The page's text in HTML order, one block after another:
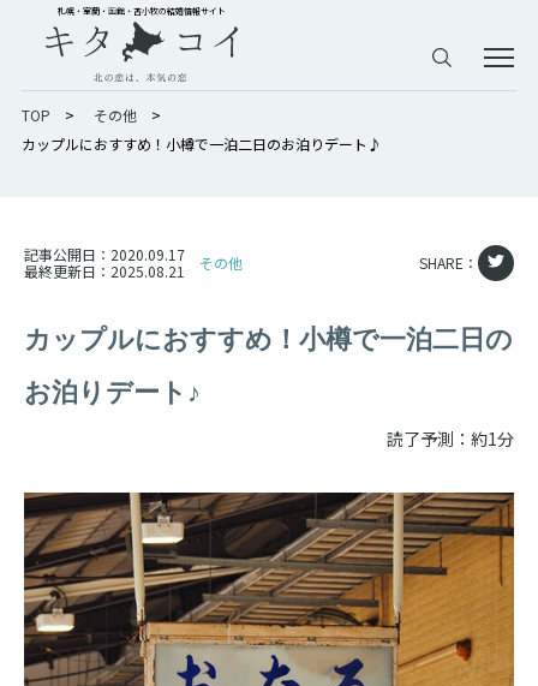
札幌・室蘭・函館・苫小牧の結婚情報サイト
TOP > その他>
カップルにおすすめ！小樽で一泊二日のお泊りデート♪
記事公開日： 2020.09.17
最終更新日： 2025.08.21 その他 SHARE：
カップルにおすすめ！小樽で一泊二日の
お泊りデート♪
読了予測：約1分